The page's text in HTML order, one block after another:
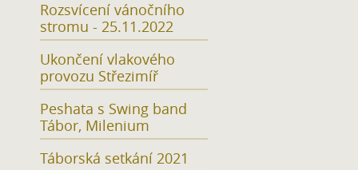
Rozsvícení vánočního
stromu - 25.11.2022
Ukončení vlakového
provozu Střezimíř
Peshata s Swing band
Tábor, Milenium
Táborská setkání 2021